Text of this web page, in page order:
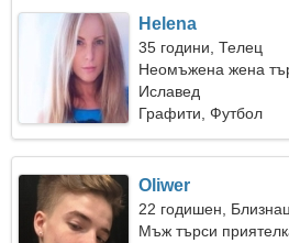
Helena
35 години, Телец
Неомъжена жена
Иславед
Графити, Футбол
Oliwer
22 годишен,
Мъж търси